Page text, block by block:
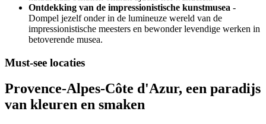
Ontdekking van de impressionistische kunstmusea -
Dompel jezelf onder in de lumineuze wereld van de
impressionistische meesters en bewonder levendige werken in
betoverende musea.
Must-see locaties
Provence-Alpes-Côte d'Azur, een paradijs
van kleuren en smaken